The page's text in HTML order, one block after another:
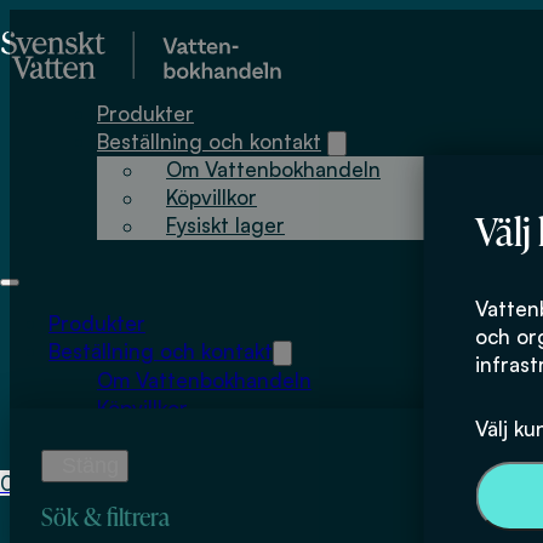
och
Välj
Produkter
Beställning och kontakt
Om Vattenbokhandeln
Köpvillkor
Fysiskt lager
Produkter
Beställning och kontakt
Om Vattenbokhandeln
Köpvillkor
0
kr
Inga produkter i varukorgen.
Kristina Borg
Sök & filtrera